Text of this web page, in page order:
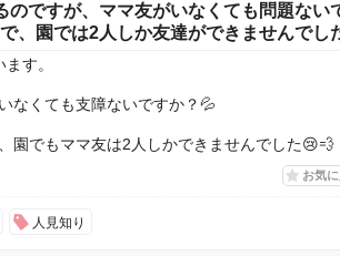
のですが、ママ友がいなくても問題ない
、園では2人しか友達ができませんでし
す。
なくても支障ないですか？💦
園でもママ友は2人しかできませんでした😢💨
お気
人見知り